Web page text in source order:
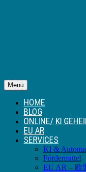
Menü
HOME
BLOG
ONLINE/ KI
EU AR
SERVICES
KI &
Fördermittel
EU AR – 欧